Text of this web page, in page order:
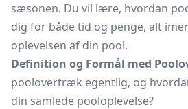
sæsonen. Du vil lære, hvordan
dig for både tid og penge, alt
oplevelsen af din pool.
Definition og Formål med
poolovertræk egentlig, og
din samlede pooloplevelse?